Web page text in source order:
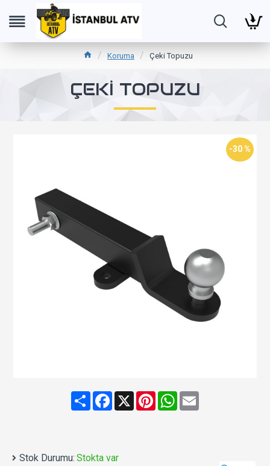
Koruma Çeki Topuzu
ÇEKI TOPUZU
-30 %
ShareFacebook
X PinterestWhatsApp
Email
Stok Durumu: Stokta var